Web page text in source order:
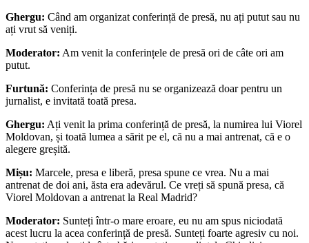
Ghergu: Când am organizat conferință de presă, nu ați putut sau nu
ați vrut să veniți.
Moderator: Am venit la conferințele de presă ori de câte ori am
putut.
Furtună: Conferința de presă nu se organizează doar pentru un
jurnalist, e invitată toată presa.
Ghergu: Ați venit la prima conferință de presă, la numirea lui Viorel
Moldovan, și toată lumea a sărit pe el, că nu a mai antrenat, că e o
alegere greșită.
Mișu: Marcele, presa e liberă, presa spune ce vrea. Nu a mai
antrenat de doi ani, ăsta era adevărul. Ce vreți să spună presa, că
Viorel Moldovan a antrenat la Real Madrid?
Moderator: Sunteți într-o mare eroare, eu nu am spus niciodată
acest lucru la acea conferință de presă. Sunteți foarte agresiv cu noi.